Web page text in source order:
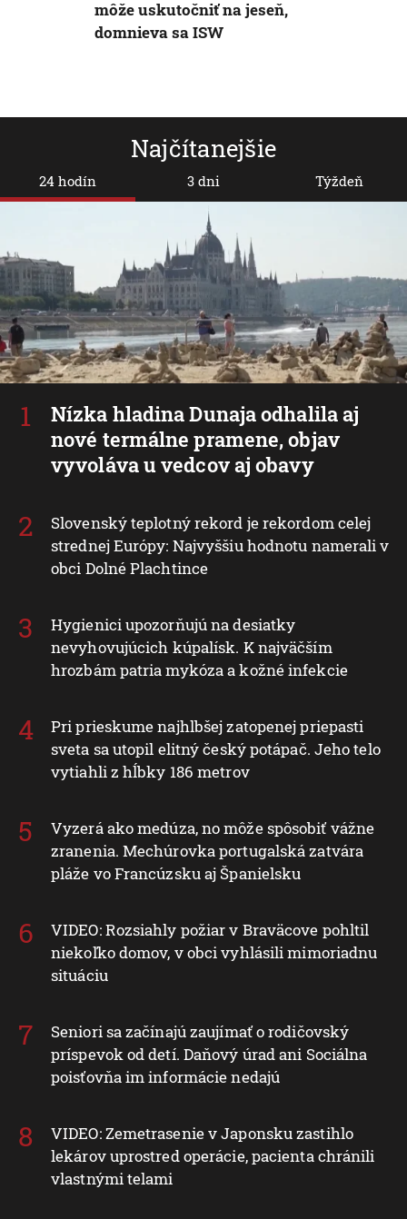
Najčítanejšie
24 hodín
Nízka hladina Dunaja odhalila aj
nové termálne pramene, objav
vyvoláva u vedcov aj obavy
Slovenský teplotný rekord je rekordom celej
strednej Európy: Najvyššiu hodnotu namerali v
obci Dolné Plachtince
Hygienici upozorňujú na desiatky
nevyhovujúcich kúpalísk. K najväčším
hrozbám patria mykóza a kožné infekcie
Pri prieskume najhlbšej zatopenej priepasti
sveta sa utopil elitný český potápač. Jeho telo
vytiahli z hĺbky 186 metrov
Vyzerá ako medúza, no môže spôsobiť vážne
zranenia. Mechúrovka portugalská zatvára
pláže vo Francúzsku aj Španielsku
VIDEO: Rozsiahly požiar v Braväcove pohltil
niekoľko domov, v obci vyhlásili mimoriadnu
situáciu
Seniori sa začínajú zaujímať o rodičovský
príspevok od detí. Daňový úrad ani Sociálna
poisťovňa im informácie nedajú
VIDEO: Zemetrasenie v Japonsku zastihlo
lekárov uprostred operácie, pacienta chránili
vlastnými telami
3 dni Týždeň
môže uskutočniť na jeseň,
domnieva sa ISW